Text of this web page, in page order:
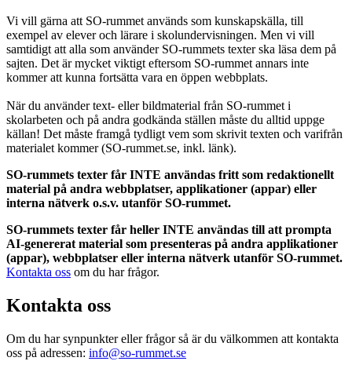
Vi vill gärna att SO-rummet används som kunskapskälla, till
exempel av elever och lärare i skolundervisningen. Men vi vill
samtidigt att alla som använder SO-rummets texter ska läsa dem på
sajten. Det är mycket viktigt eftersom SO-rummet annars inte
kommer att kunna fortsätta vara en öppen webbplats.
När du använder text- eller bildmaterial från SO-rummet i
skolarbeten och på andra godkända ställen måste du alltid uppge
källan! Det måste framgå tydligt vem som skrivit texten och varifrån
materialet kommer (SO-rummet.se, inkl. länk).
SO-rummets texter får INTE användas fritt som redaktionellt
material på andra webbplatser, applikationer (appar) eller
interna nätverk o.s.v. utanför SO-rummet.
SO-rummets texter får heller INTE användas till att prompta
AI-genererat material som presenteras på andra applikationer
(appar), webbplatser eller interna nätverk utanför SO-rummet.
Kontakta oss om du har frågor.
Kontakta oss
Om du har synpunkter eller frågor så är du välkommen att kontakta
oss på adressen: info@so-rummet.se